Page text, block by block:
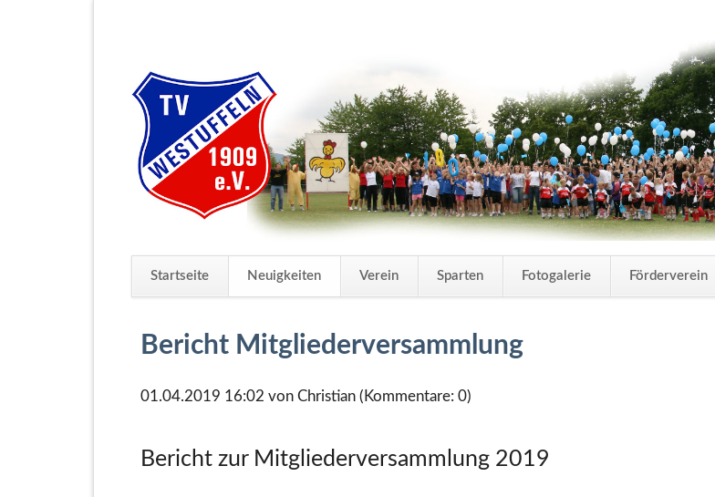
Startseite Neuigkeiten Verein Sparten Fotogalerie Förderverein
überspringen
Bericht Mitgliederversammlung
01.04.2019 16:02 von Christian (Kommentare: 0)
Bericht zur Mitgliederversammlung 2019